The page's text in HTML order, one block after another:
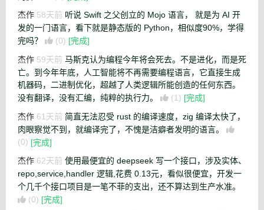
杰作 58天前 听说 Swift 之父创立的 Mojo 语言， 就是为 AI 开
发的一门语言，看下就是静态版的 Python，相似度90%，学得
完吗？
(0) [完成]
杰作 59天前 马斯克认为编程今年将会死去。不是进化，而是死
亡。到今年年底，人工智能将不再需要编程语言，它直接生成
机器码，二进制优化，超越了人类逻辑所能创造的任何东西。
没有翻译，没有汇编，纯粹的执行力。
(1) [完成]
杰作 61天前 简直无法忍受 rust 的编译速度，zig 编译太快了，
肉眼察觉不到，就编译完了，不愧是洁癖者发明的语言。
(0) [完成]
杰作 62天前 使用最便宜的 deepseek 写一个接口，涉及实体、
repo,service,handler 逻辑,花费 0.13元，看似很便宜，开发一
个几千个接口项目是一笔不菲的支出，还不算达到生产水准。
(0) [完成]